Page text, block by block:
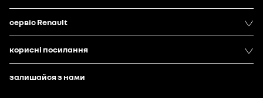
сервіс Renault
корисні посилання
залишайся з нами